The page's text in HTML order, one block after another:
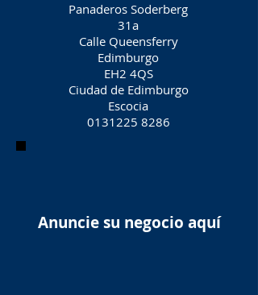
Panaderos Soderberg
31a
Calle Queensferry
Edimburgo
EH2 4QS
Ciudad de Edimburgo
Escocia
0131225 8286
Anuncie su negocio aquí